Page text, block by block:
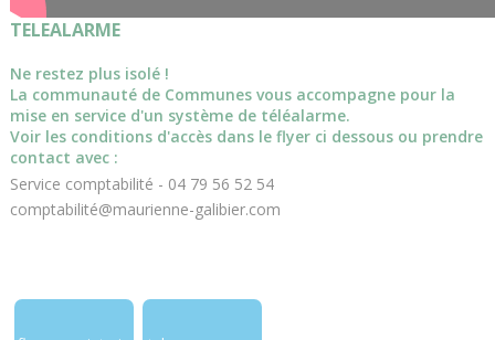
TELEALARME
Ne restez plus isolé !
La communauté de Communes vous accompagne pour la
mise en service d'un système de téléalarme.
Voir les conditions d'accès dans le flyer ci dessous ou prendre
contact avec :
Service comptabilité - 04 79 56 52 54
comptabilité@maurienne-galibier.com